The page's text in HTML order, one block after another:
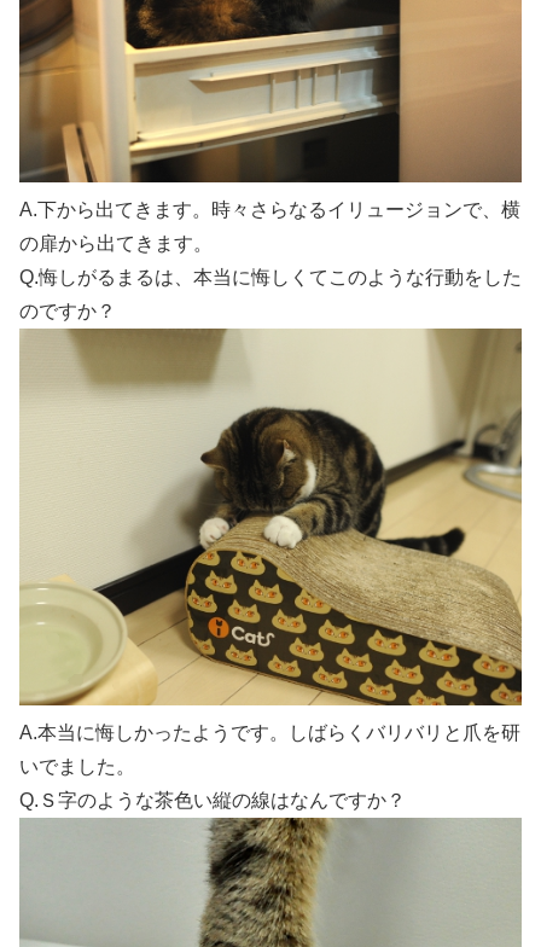
A.下から出てきます。時々さらなるイリュージョンで、横
の扉から出てきます。
Q.悔しがるまるは、本当に悔しくてこのような行動をした
のですか？
A.本当に悔しかったようです。しばらくバリバリと爪を研
いでました。
Q.Ｓ字のような茶色い縦の線はなんですか？